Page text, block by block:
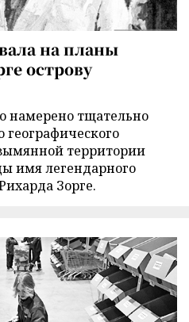
на планы
острову
намерено тщательно
географического
территории
имя легендарного
Зорге.